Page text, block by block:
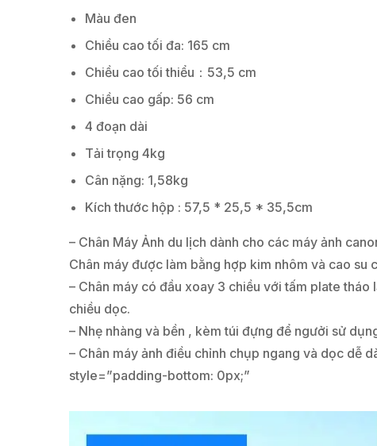
Màu đen
Chiều cao tối đa: 165 cm
Chiều cao tối thiểu：53,5 cm
Chiều cao gấp: 56 cm
4 đoạn dài
Tải trọng 4kg
Cân nặng: 1,58kg
Kích thước hộp : 57,5 ​​* 25,5 * 35,5cm
– Chân Máy Ảnh du lịch dành cho các máy ảnh
Chân máy được làm bằng hợp kim nhôm và cao
– Chân máy có đầu xoay 3 chiều với tấm plate
chiều dọc.
– Nhẹ nhàng và bền , kèm túi đựng để ngưởi sử
– Chân máy ảnh điều chỉnh chụp ngang và dọc dễ
style=”padding-bottom: 0px;”